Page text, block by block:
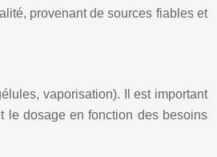
provenant de sources fiables et
vaporisation). Il est important
le dosage en fonction des besoins